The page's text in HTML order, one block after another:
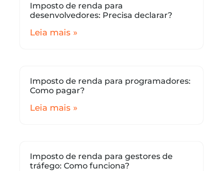
Imposto de renda para
desenvolvedores: Precisa declarar?
Leia mais »
Imposto de renda para programadores:
Como pagar?
Leia mais »
Imposto de renda para gestores de
tráfego: Como funciona?